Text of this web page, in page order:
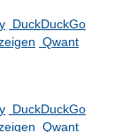
DuckDuckGo
Qwant
DuckDuckGo
Qwant